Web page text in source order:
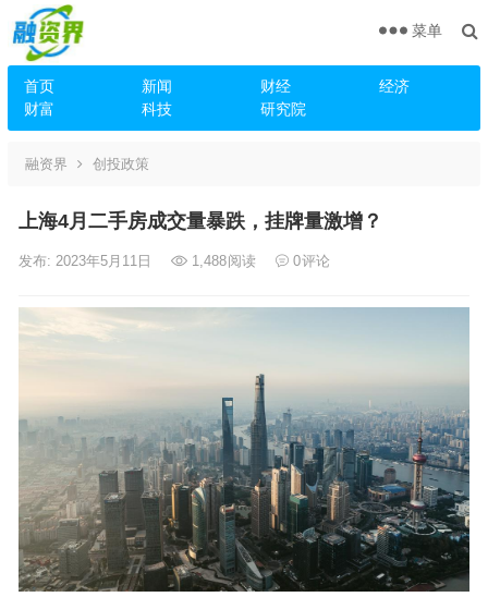
首页 新闻 财经
经济
财富
科技 研究院
菜单
融资界 创投政策
上海4月二手房成交量暴跌，挂牌量激增？
发布: 2023年5月11日 1,488阅读 0评论